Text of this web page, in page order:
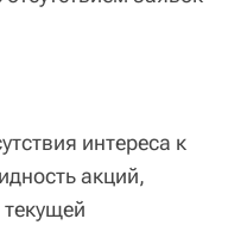
интереса к
акций,